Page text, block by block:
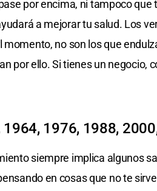
por encima, ni tampoco
a mejorar tu salud. Los
no son los que
por ello. Si tienes un negocio,
1964, 1976, 1988,
siempre implica algunos
en cosas que no te